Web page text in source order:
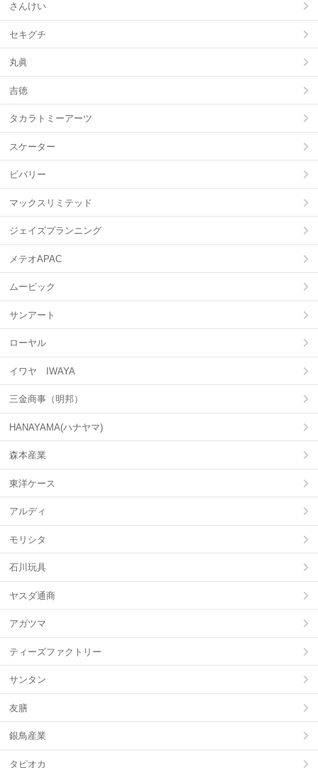
さんけい
セキグチ
丸眞
吉徳
タカラトミーアーツ
スケーター
ビバリー
マックスリミテッド
ジェイズプランニング
メテオAPAC
ムービック
サンアート
ローヤル
イワヤ IWAYA
三金商事（明邦）
HANAYAMA(ハナヤマ)
森本産業
東洋ケース
アルディ
モリシタ
石川玩具
ヤスダ通商
アガツマ
ティーズファクトリー
サンタン
友膳
銀鳥産業
タピオカ